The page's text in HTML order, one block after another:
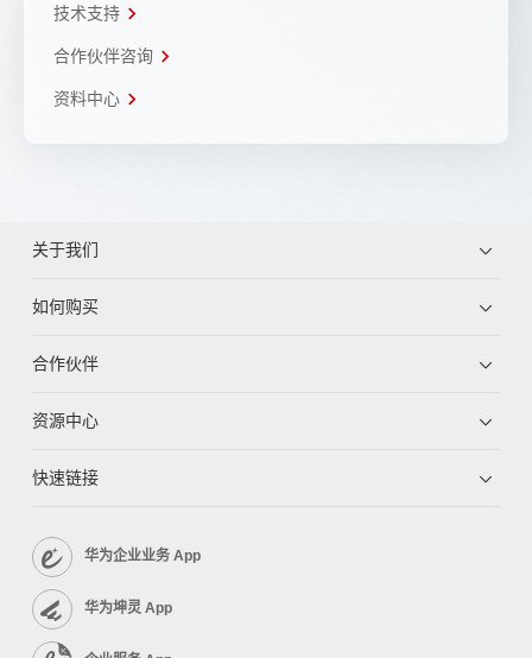
技术支持
合作伙伴咨询
资料中心
关于我们
如何购买
合作伙伴
资源中心
快速链接
华为企业业务 App
华为坤灵 App